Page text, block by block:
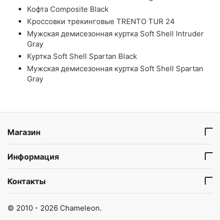
Кофта Composite Black
Кроссовки трекинговые TRENTO TUR 24
Мужская демисезонная куртка Soft Shell Intruder
Gray
Куртка Soft Shell Spartan Black
Мужская демисезонная куртка Soft Shell Spartan
Gray
Магазин
Информация
Контакты
© 2010 - 2026 Chameleon.